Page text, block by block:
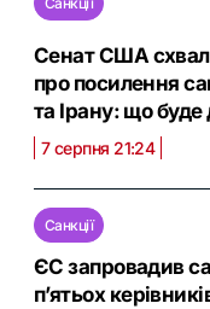
Сенат США
про посилення
та Ірану: що буде
7 серпня 21:24
Санкції
ЄС запровадив
п’ятьох